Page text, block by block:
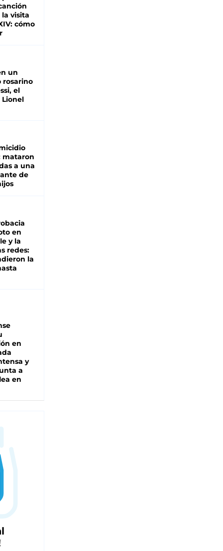
visita
cómo
un
rosarino
el
Lionel
mataron
a una
de
en
y la
redes:
la
en
y
a
en